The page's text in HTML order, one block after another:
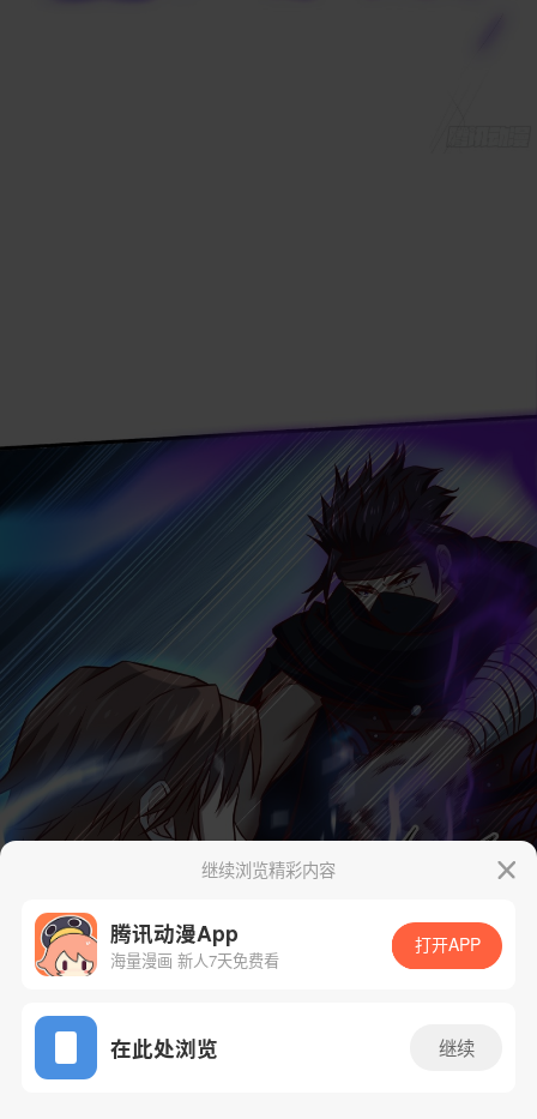
App免费看
继续浏览精彩内容
腾讯动漫App
海量漫画 新人7天免费看
打开APP
在此处浏览 继续